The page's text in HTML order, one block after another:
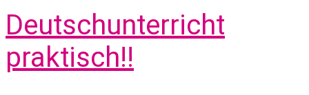
Deutschunterricht
praktisch!!